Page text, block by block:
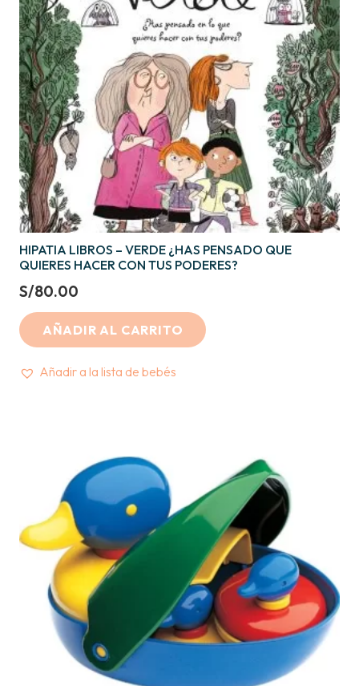
HIPATIA LIBROS – VERDE ¿HAS PENSADO QUE
QUIERES HACER CON TUS PODERES?
S/80.00
AÑADIR AL CARRITO
Añadir a la lista de bebés